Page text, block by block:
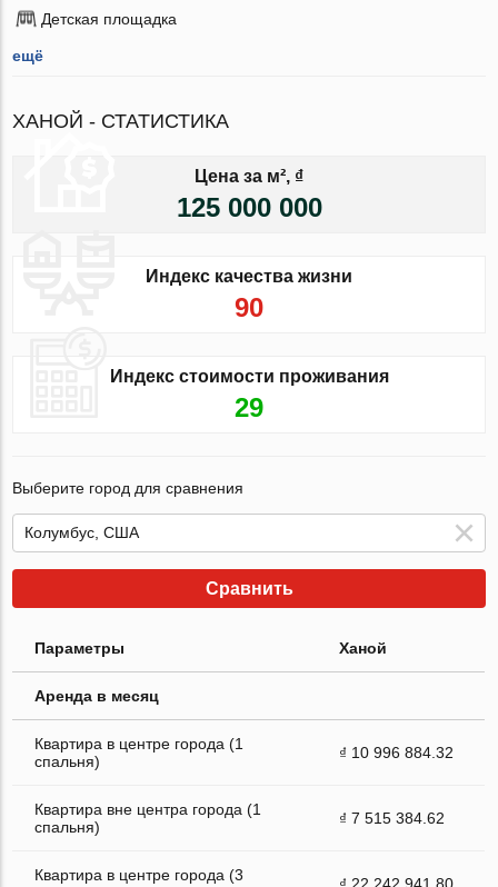
Детская площадка
ещё
ХАНОЙ - СТАТИСТИКА
Цена за м², ₫
125 000 000
Индекс качества жизни
90
Индекс стоимости проживания
29
Выберите город для сравнения
Сравнить
Параметры Ханой
Аренда в месяц
Квартира в центре города (1
спальня)
₫ 10 996 884.32
Квартира вне центра города (1
спальня)
₫ 7 515 384.62
Квартира в центре города (3
₫ 22 242 941.80